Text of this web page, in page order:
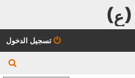
تسجيل الدخول